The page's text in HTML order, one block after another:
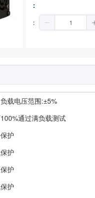
：
：
载电压范围:±5%
通过满负载测试
护
护
护
护